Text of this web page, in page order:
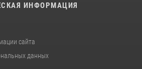
ИНФОРМАЦИЯ
сайта
данных